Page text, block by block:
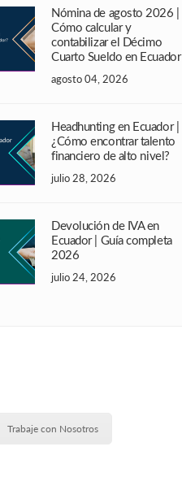
Nómina de agosto 2026 |
Cómo calcular y
contabilizar el Décimo
Cuarto Sueldo en Ecuador
agosto 04, 2026
Headhunting en Ecuador |
¿Cómo encontrar talento
financiero de alto nivel?
julio 28, 2026
Devolución de IVA en
Ecuador | Guía completa
2026
julio 24, 2026
Trabaje con Nosotros